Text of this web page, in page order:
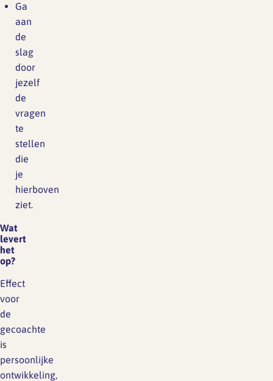
Ga
aan
de
slag
door
jezelf
de
vragen
te
stellen
die
je
hierboven
ziet.
Wat
levert
het
op?
Effect
voor
de
gecoachte
is
persoonlijke
ontwikkeling,